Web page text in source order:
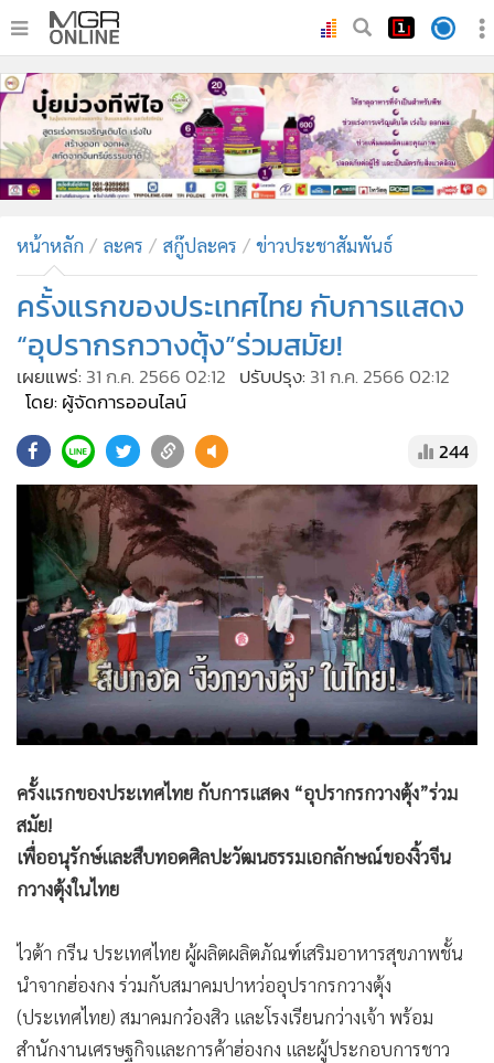
• หน้าหลัก
ทันเหตุการณ์
• ภาคใต้
• ภูมิภาค
• บันเทิง
ผู้จัดการรายวัน
• คอลัมนิสต์
ละคร
CbizReview
• ผู้จัดกวน
Good health & Well-being
Green Innovation & SD
Management & HR
• MGR Live
• Infographic
• การเมือง
• ท่องเที่ยว
• กีฬา
• Special Scoop
• เศรษฐกิจ-ธุรกิจ
• จีน
ชุมชน-คุณภาพชีวิต
•
อาชญากรรม
Motoring
• เกม
• วิทยาศาสตร์
หน้าหลัก ละคร สกู๊ปละคร ข่าวประชาสัมพันธ์
ครั้งแรกของประเทศไทย กับการแสดง
“อุปรากรกวางตุ้ง”ร่วมสมัย!
เผยแพร่: 31 ก.ค. 2566 02:12 ปรับปรุง: 31 ก.ค. 2566 02:12
โดย: ผู้จัดการออนไลน์
244
ครั้งแรกของประเทศไทย กับการแสดง “อุปรากรกวางตุ้ง”ร่วม
สมัย!
เพื่ออนุรักษ์และสืบทอดศิลปะวัฒนธรรมเอกลักษณ์ของงิ้วจีน
กวางตุ้งในไทย
ไวต้า กรีน ประเทศไทย ผู้ผลิตผลิตภัณฑ์เสริมอาหารสุขภาพชั้น
นำจากฮ่องกง ร่วมกับสมาคมปาหว่ออุปรากรกวางตุ้ง
(ประเทศไทย) สมาคมกว๋องสิว และโรงเรียนกว่างเจ้า พร้อม
สำนักงานเศรษฐกิจและการค้าฮ่องกง และผู้ประกอบการชาว